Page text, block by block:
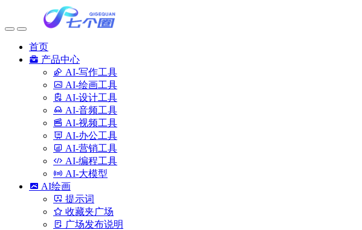
首页
产品中心
AI-写作工具
AI-绘画工具
AI-设计工具
AI-音频工具
AI-视频工具
AI-办公工具
AI-营销工具
AI-编程工具
AI-大模型
AI绘画
提示词
收藏夹广场
广场发布说明